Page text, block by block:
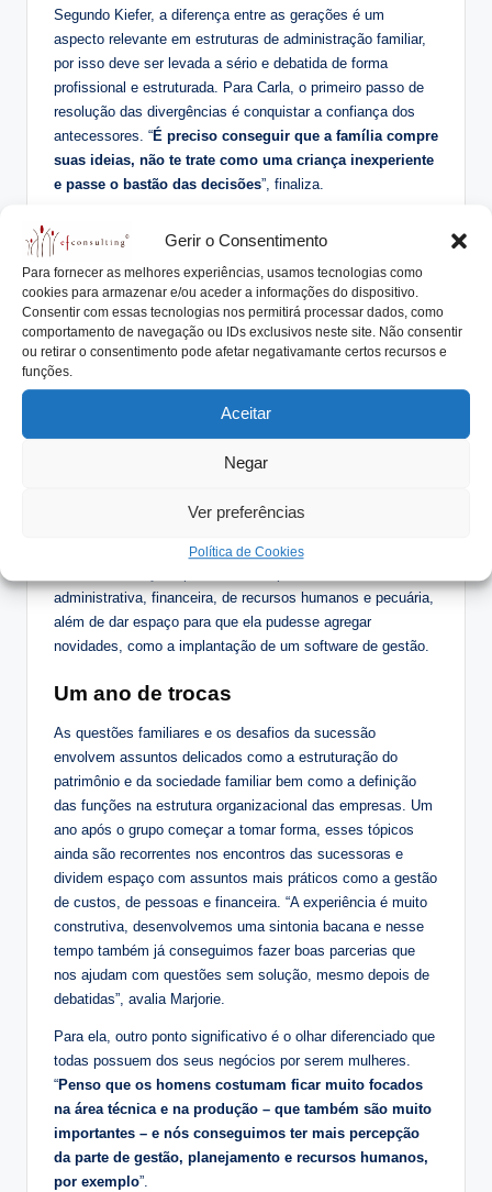
Gerir o Consentimento
Para fornecer as melhores experiências, usamos tecnologias como
cookies para armazenar e/ou aceder a informações do dispositivo.
Consentir com essas tecnologias nos permitirá processar dados, como
comportamento de navegação ou IDs exclusivos neste site. Não consentir
ou retirar o consentimento pode afetar negativamante certos recursos e
funções.
Aceitar
Negar
Ver preferências
Política de Cookies
Segundo Kiefer, a diferença entre as gerações é um
aspecto relevante em estruturas de administração familiar,
por isso deve ser levada a sério e debatida de forma
profissional e estruturada. Para Carla, o primeiro passo de
resolução das divergências é conquistar a confiança dos
antecessores. “É preciso conseguir que a família compre
suas ideias, não te trate como uma criança inexperiente
e passe o bastão das decisões”, finaliza.
os sócios é um dos contrastes mais comuns em empresas
que chegam a ter três gerações atuando juntas na
administração, o que precisa ser trabalhado. “Normalmente
a primeira geração aprendeu muito na prática, a
segunda já teve oportunidade de buscar mais
conhecimento e a terceira costuma ter um alto nível de
qualificação com embasamento teórico e foco em
”, explica.
Com Luiza aconteceu desta forma, logo que concluiu a
graduação em agronomia foi trabalhar com a família e
muito presente na administração da empresa, mas
progressivamente foi delegando funções e passou à filha
administrativa, financeira, de recursos humanos e pecuária,
além de dar espaço para que ela pudesse agregar
novidades, como a implantação de um software de gestão.
Um ano de trocas
As questões familiares e os desafios da sucessão
envolvem assuntos delicados como a estruturação do
patrimônio e da sociedade familiar bem como a definição
das funções na estrutura organizacional das empresas. Um
ano após o grupo começar a tomar forma, esses tópicos
ainda são recorrentes nos encontros das sucessoras e
dividem espaço com assuntos mais práticos como a gestão
de custos, de pessoas e financeira. “A experiência é muito
construtiva, desenvolvemos uma sintonia bacana e nesse
tempo também já conseguimos fazer boas parcerias que
nos ajudam com questões sem solução, mesmo depois de
debatidas”, avalia Marjorie.
Para ela, outro ponto significativo é o olhar diferenciado que
todas possuem dos seus negócios por serem mulheres.
“Penso que os homens costumam ficar muito focados
na área técnica e na produção – que também são muito
importantes – e nós conseguimos ter mais percepção
da parte de gestão, planejamento e recursos humanos,
por exemplo”.